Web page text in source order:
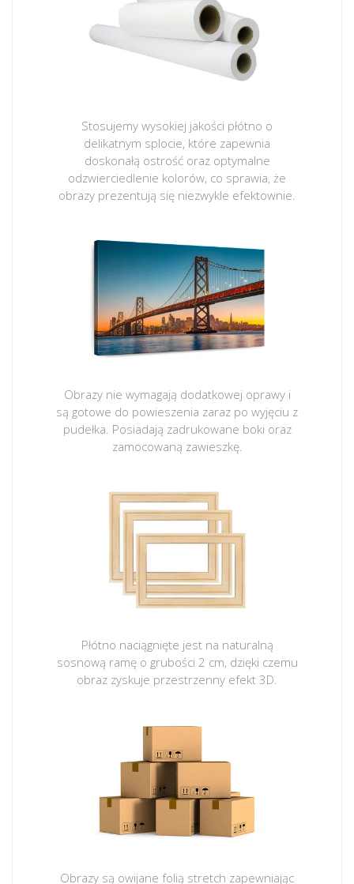
Stosujemy wysokiej jakości płótno o
delikatnym splocie, które zapewnia
doskonałą ostrość oraz optymalne
odzwierciedlenie kolorów, co sprawia, że
obrazy prezentują się niezwykle efektownie.
Obrazy nie wymagają dodatkowej oprawy i
są gotowe do powieszenia zaraz po wyjęciu z
pudełka. Posiadają zadrukowane boki oraz
zamocowaną zawieszkę.
Płótno naciągnięte jest na naturalną
sosnową ramę o grubości 2 cm, dzięki czemu
obraz zyskuje przestrzenny efekt 3D.
Obrazy są owijane folią stretch zapewniając